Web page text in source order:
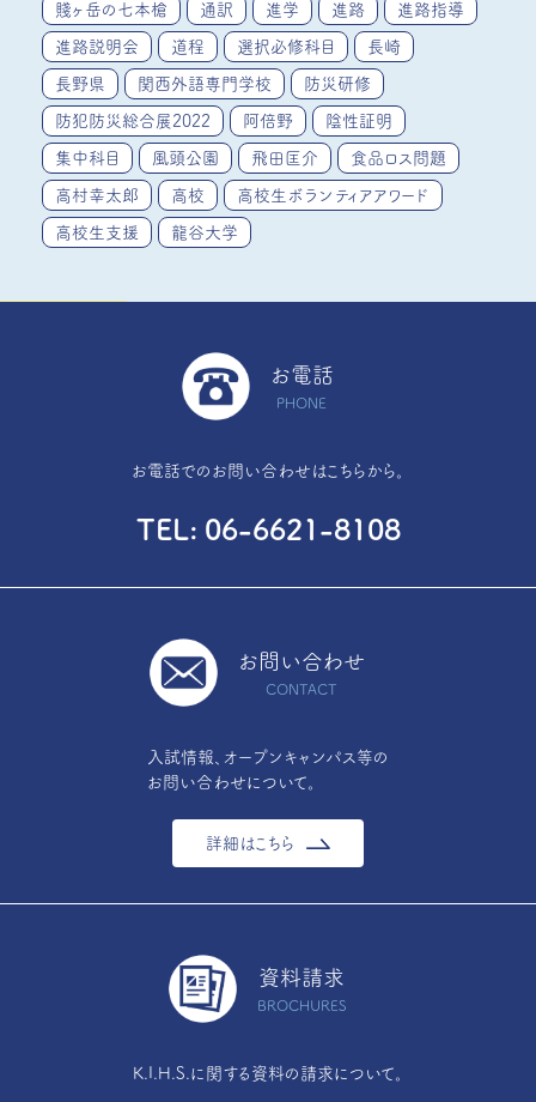
賤ヶ岳の七本槍 通訳 進学 進路 進路指導
進路説明会 道程 選択必修科目 長崎
長野県 関西外語専門学校 防災研修
防犯防災総合展2022 阿倍野 陰性証明
集中科目 風頭公園 飛田匡介 食品ロス問題
高村幸太郎 高校 高校生ボランティアアワード
高校生支援 龍谷大学
お電話
PHONE
お電話でのお問い合わせはこちらから。
TEL 06-6621-8108
お問い合わせ
CONTACT
入試情報、オープンキャンパス等の
お問い合わせについて。
詳細はこちら
資料請求
BROCHURES
K.I.H.S.に関する資料の請求について。